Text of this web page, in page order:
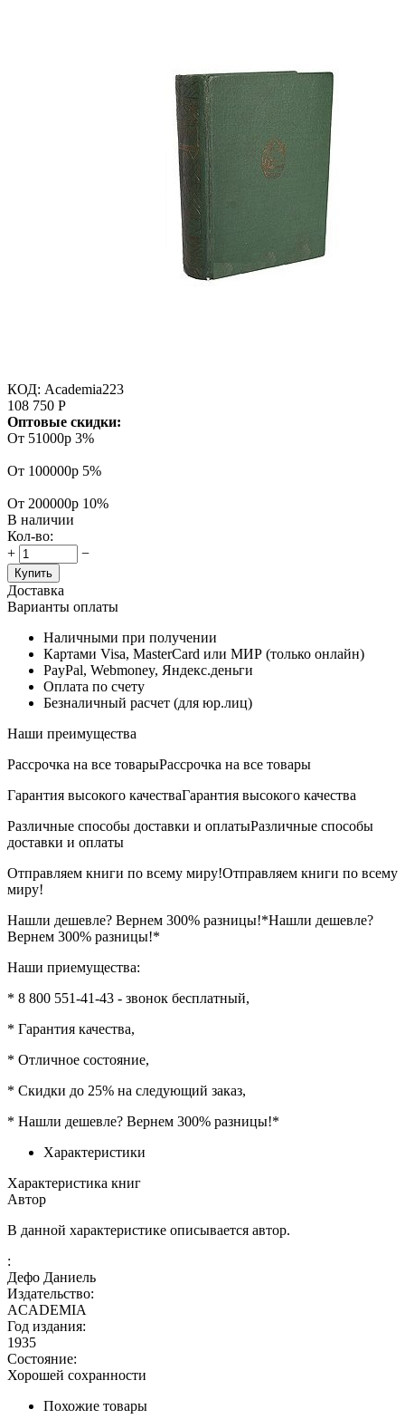
КОД: Academia223
108 750 Р
Оптовые скидки:
От 51000р 3%
От 100000р 5%
От 200000р 10%
В наличии
Кол-во:
+
−
Купить
Доставка
Варианты оплаты
Наличными при получении
Картами Visa, MasterCard или МИР (только онлайн)
PayPal, Webmoney, Яндекс.деньги
Оплата по счету
Безналичный расчет (для юр.лиц)
Наши преимущества
Рассрочка на все товарыРассрочка на все товары
Гарантия высокого качестваГарантия высокого качества
Различные способы доставки и оплатыРазличные способы
доставки и оплаты
Отправляем книги по всему миру!Отправляем книги по всему
миру!
Нашли дешевле? Вернем 300% разницы!*Нашли дешевле?
Вернем 300% разницы!*
Наши приемущества:
* 8 800 551-41-43 - звонок бесплатный,
* Гарантия качества,
* Отличное состояние,
* Скидки до 25% на следующий заказ,
* Нашли дешевле? Вернем 300% разницы!*
Характеристики
Характеристика книг
Автор
В данной характеристике описывается автор.
:
Дефо Даниель
Издательство:
ACADEMIA
Год издания:
1935
Состояние:
Хорошей сохранности
Похожие товары